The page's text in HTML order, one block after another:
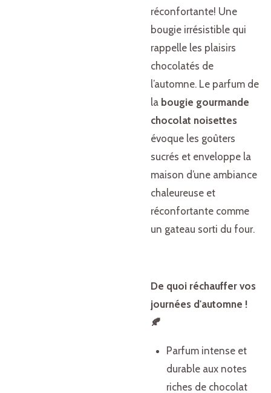
réconfortante! Une
bougie irrésistible qui
rappelle les plaisirs
chocolatés de
l’automne. Le parfum de
la bougie gourmande
chocolat noisettes
évoque les goûters
sucrés et enveloppe la
maison d’une ambiance
chaleureuse et
réconfortante comme
un gateau sorti du four.
De quoi réchauffer vos
journées d'automne !
🍂
Parfum intense et
durable aux notes
riches de chocolat